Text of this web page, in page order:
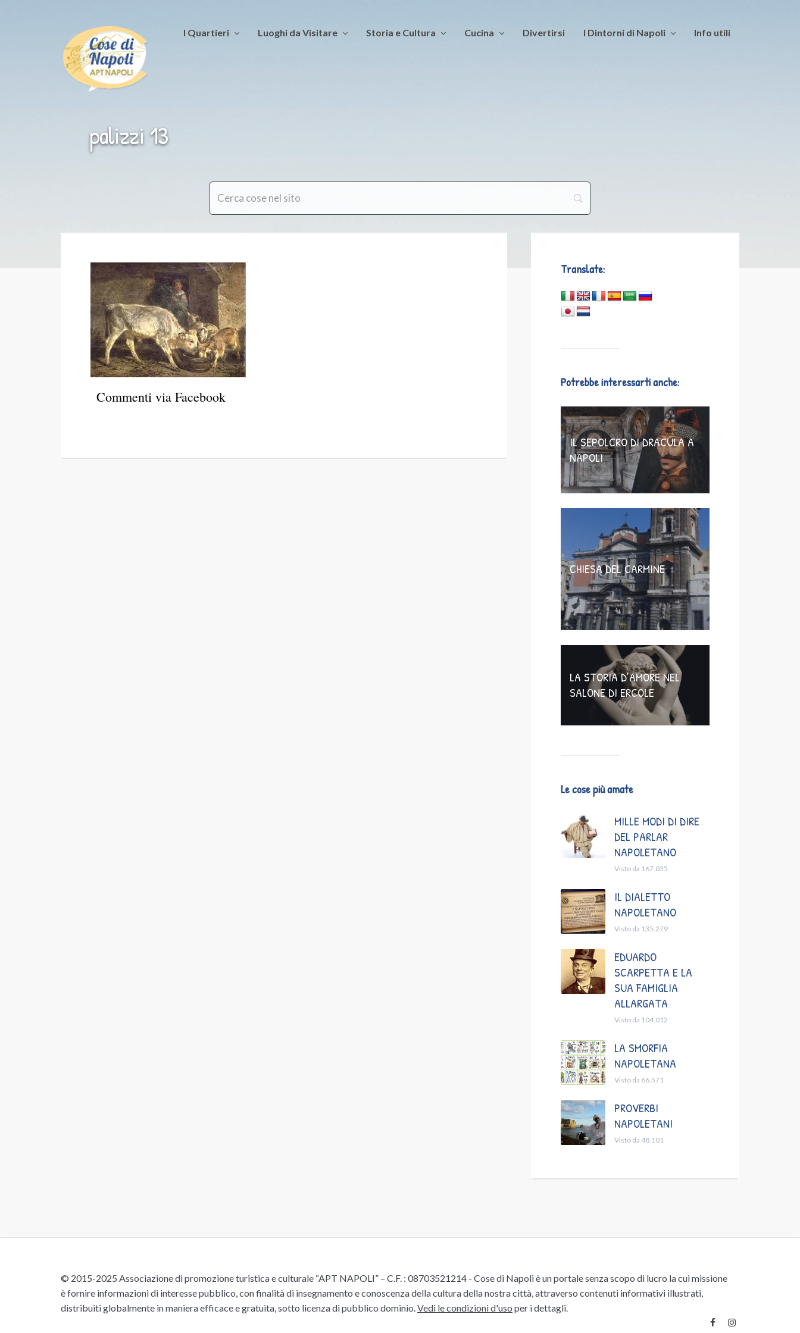
I Quartieri Luoghi da Visitare Storia e Cultura Cucina Divertirsi I Dintorni di Napoli Info utili
palizzi 13
Commenti via Facebook
Translate:
Potrebbe interessarti anche:
IL SEPOLCRO DI DRACULA A
NAPOLI
CHIESA DEL CARMINE
LA STORIA D’AMORE NEL
SALONE DI ERCOLE
Le cose più amate
MILLE MODI DI DIRE
DEL PARLAR
NAPOLETANO
Visto da 167.035
IL DIALETTO
NAPOLETANO
Visto da 135.279
EDUARDO
SCARPETTA E LA
SUA FAMIGLIA
ALLARGATA
Visto da 104.012
LA SMORFIA
NAPOLETANA
Visto da 66.571
PROVERBI
NAPOLETANI
Visto da 48.101
© 2015-2025 Associazione di promozione turistica e culturale “APT NAPOLI” – C.F. : 08703521214 - Cose di Napoli è un portale senza scopo di lucro la cui missione
è fornire informazioni di interesse pubblico, con finalità di insegnamento e conoscenza della cultura della nostra città, attraverso contenuti informativi illustrati,
distribuiti globalmente in maniera efficace e gratuita, sotto licenza di pubblico dominio.Vedi le condizioni d'uso per i dettagli.